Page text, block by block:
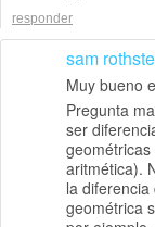
responder
sam
Muy bueno
Pregunta
ser
aritmética).
la
geométrica